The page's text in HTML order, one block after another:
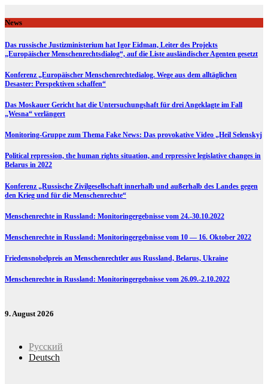
to
content
News
Das russische Justizministerium hat Igor Eidman, Leiter des Projekts
„Europäischer Menschenrechtsdialog“, auf die Liste ausländischer Agenten gesetzt
Konferenz „Europäischer Menschenrechtedialog. Wege aus dem alltäglichen
Desaster: Perspektiven schaffen“
Das Moskauer Gericht hat die Untersuchungshaft für drei Angeklagte im Fall
„Wesna“ verlängert
Monitoring-Gruppe zum Thema Fake News: Das provokative Video „Heil Selenskyj
Political repression, the human rights situation, and repressive legislative changes in
Belarus in 2022
Konferenz „Russische Zivilgesellschaft innerhalb und außerhalb des Landes gegen
den Krieg und für die Menschenrechte“
Menschenrechte in Russland: Monitoringergebnisse vom 24.-30.10.2022
Menschenrechte in Russland: Monitoringergebnisse vom 10 — 16. Oktober 2022
Friedensnobelpreis an Menschenrechtler aus Russland, Belarus, Ukraine
Menschenrechte in Russland: Monitoringergebnisse vom 26.09.-2.10.2022
9. August 2026
Русский
Deutsch